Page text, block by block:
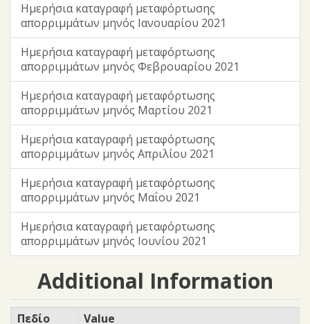
Ημερήσια καταγραφή μεταφόρτωσης
απορριμμάτων μηνός Ιανουαρίου 2021
Ημερήσια καταγραφή μεταφόρτωσης
απορριμμάτων μηνός Φεβρουαρίου 2021
Ημερήσια καταγραφή μεταφόρτωσης
απορριμμάτων μηνός Μαρτίου 2021
Ημερήσια καταγραφή μεταφόρτωσης
απορριμμάτων μηνός Απριλίου 2021
Ημερήσια καταγραφή μεταφόρτωσης
απορριμμάτων μηνός Μαΐου 2021
Ημερήσια καταγραφή μεταφόρτωσης
απορριμμάτων μηνός Ιουνίου 2021
Additional Information
Πεδίο Value